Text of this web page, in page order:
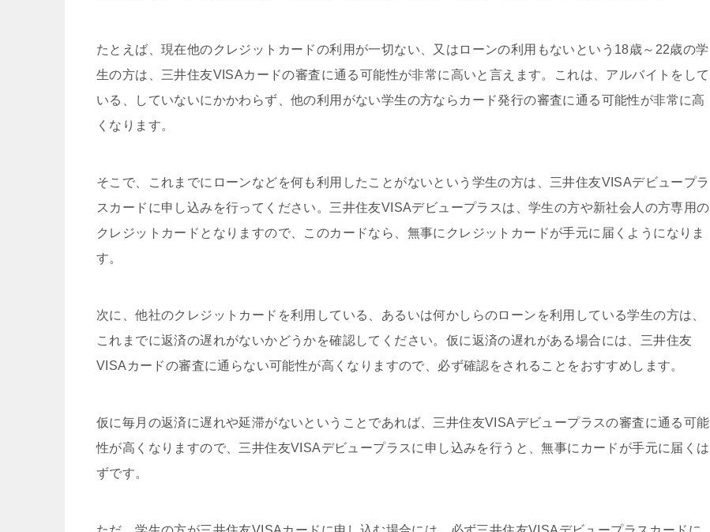
たとえば、現在他のクレジットカードの利用が一切ない、又はローンの利用もないという18歳～22歳の学
生の方は、三井住友VISAカードの審査に通る可能性が非常に高いと言えます。これは、アルバイトをして
いる、していないにかかわらず、他の利用がない学生の方ならカード発行の審査に通る可能性が非常に高
くなります。
そこで、これまでにローンなどを何も利用したことがないという学生の方は、三井住友VISAデビュープラ
スカードに申し込みを行ってください。三井住友VISAデビュープラスは、学生の方や新社会人の方専用の
クレジットカードとなりますので、このカードなら、無事にクレジットカードが手元に届くようになりま
す。
次に、他社のクレジットカードを利用している、あるいは何かしらのローンを利用している学生の方は、
これまでに返済の遅れがないかどうかを確認してください。仮に返済の遅れがある場合には、三井住友
VISAカードの審査に通らない可能性が高くなりますので、必ず確認をされることをおすすめします。
仮に毎月の返済に遅れや延滞がないということであれば、三井住友VISAデビュープラスの審査に通る可能
性が高くなりますので、三井住友VISAデビュープラスに申し込みを行うと、無事にカードが手元に届くは
ずです。